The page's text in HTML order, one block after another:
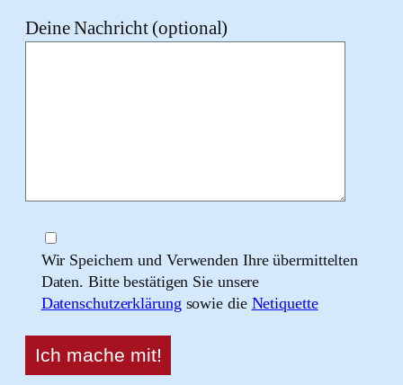
Deine Nachricht (optional)
Wir Speichern und Verwenden Ihre übermittelten
Daten. Bitte bestätigen Sie unsere
Datenschutzerklärung sowie die Netiquette